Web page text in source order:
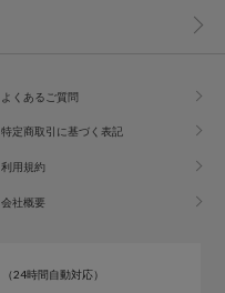
よくあるご質問
特定商取引に基づく表記
利用規約
会社概要
（24時間自動対応）